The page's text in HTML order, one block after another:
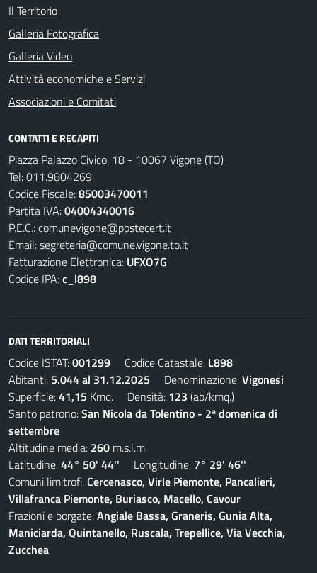
Il Territorio
Galleria Fotografica
Galleria Video
Attività economiche e Servizi
Associazioni e Comitati
CONTATTI E RECAPITI
Piazza Palazzo Civico, 18 - 10067 Vigone (TO)
Tel:011.9804269
Codice Fiscale:85003470011
Partita IVA:04004340016
P.E.C.:comunevigone@postecert.it
Email:segreteria@comune.vigone.to.it
Fatturazione Elettronica: UFXO7G
Codice IPA:c_l898
DATI TERRITORIALI
Codice ISTAT:001299 Codice Catastale: L898
Abitanti: 5.044 al 31.12.2025 Denominazione:Vigonesi
Superficie:41,15 Kmq. Densità: 123 (ab/kmq.)
Santo patrono:San Nicola da Tolentino - 2ª domenica di
settembre
Altitudine media: 260 m.s.l.m.
Latitudine:44° 50' 44'' Longitudine: 7° 29' 46''
Comuni limitrofi:Cercenasco, Virle Piemonte, Pancalieri,
Villafranca Piemonte, Buriasco, Macello, Cavour
Frazioni e borgate:Angiale Bassa, Graneris, Gunia Alta,
Maniciarda, Quintanello, Ruscala, Trepellice, Via Vecchia,
Zucchea